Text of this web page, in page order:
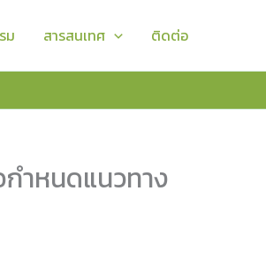
ม สารสนเทศ ติดต่อ
กำหนดแนวทาง